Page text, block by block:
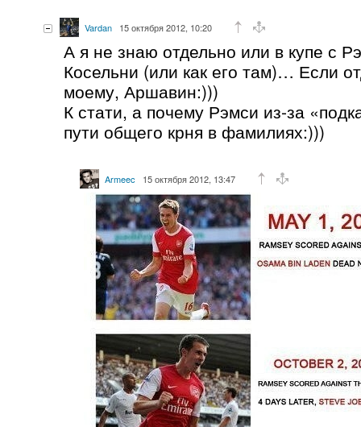
Vardan 15 октября 2012, 10:20
А я не знаю отдельно или в купе с
Косельни (или как его там)… Если
моему, Аршавин:)))
К стати, а почему Рэмси из-за
пути общего крня в фамилиях:)))
Armeec 15 октября 2012, 13:47